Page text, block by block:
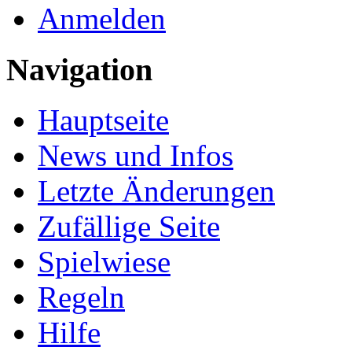
Anmelden
Navigation
Hauptseite
News und Infos
Letzte Änderungen
Zufällige Seite
Spielwiese
Regeln
Hilfe